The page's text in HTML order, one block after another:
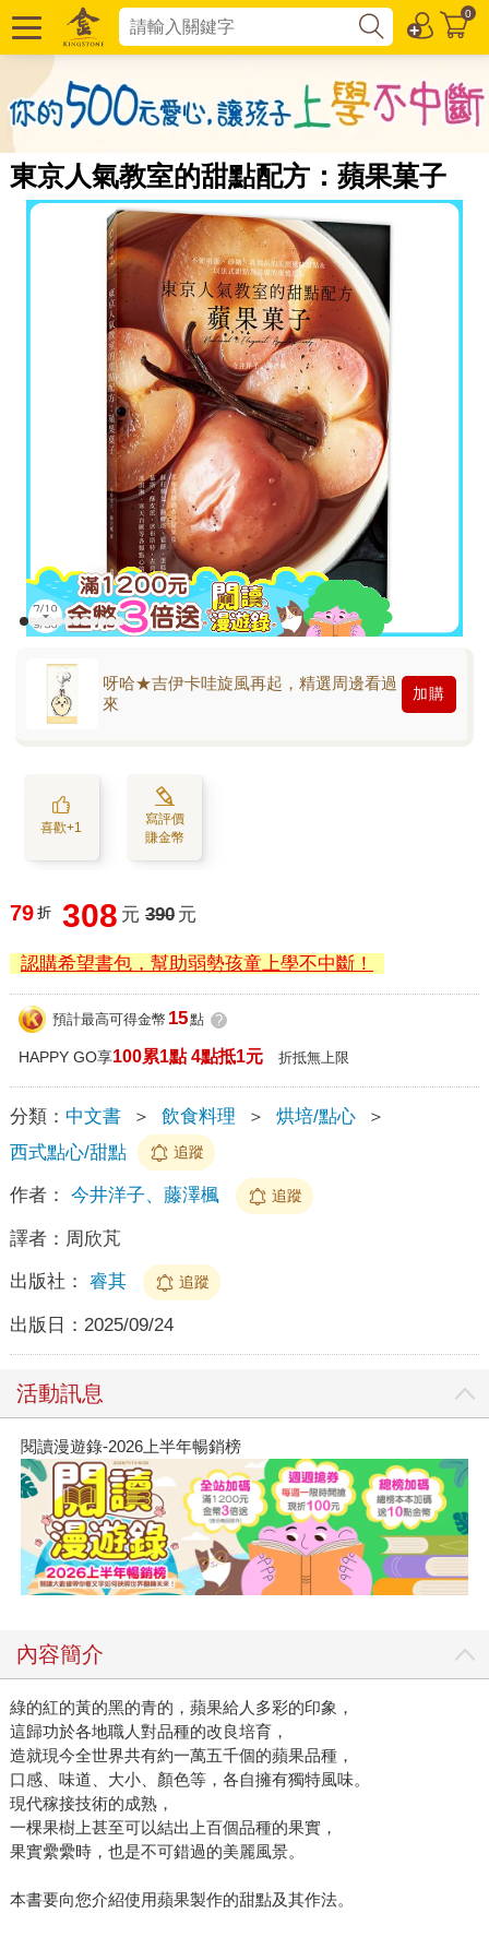
0
東京人氣教室的甜點配方：蘋果菓子
呀哈★吉伊卡哇旋風再起，精選周邊看過
來
加購
喜歡+1
寫評價
賺金幣
79 折 308 元 390 元
認購希望書包，幫助弱勢孩童上學不中斷！
預計最高可得金幣 15點 ?
HAPPY GO享100累1點 4點抵1元 折抵無上限
分類： 中文書 ＞ 飲食料理 ＞ 烘培/點心
＞
西式點心/甜點
追蹤
作者： 今井洋子、藤澤楓 追蹤
譯者： 周欣芃
出版社： 睿其 追蹤
出版日： 2025/09/24
活動訊息
閱讀漫遊錄-2026上半年暢銷榜
內容簡介
綠的紅的黃的黑的青的，蘋果給人多彩的印象，
這歸功於各地職人對品種的改良培育，
造就現今全世界共有約一萬五千個的蘋果品種，
口感、味道、大小、顏色等，各自擁有獨特風味。
現代稼接技術的成熟，
一棵果樹上甚至可以結出上百個品種的果實，
果實纍纍時，也是不可錯過的美麗風景。
本書要向您介紹使用蘋果製作的甜點及其作法。